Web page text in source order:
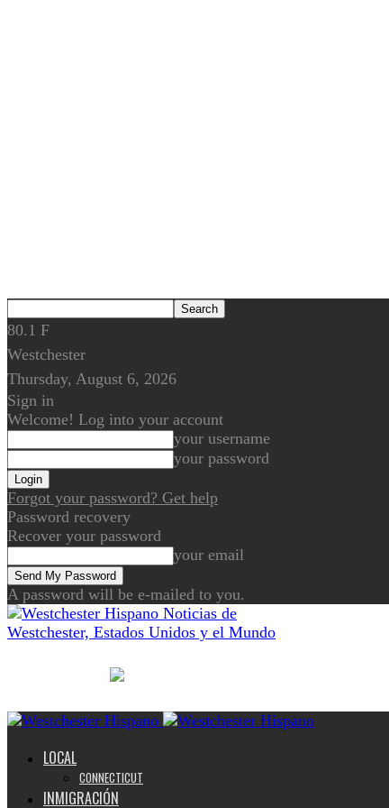
80.1 F
Westchester
Thursday, August 6, 2026
Sign in
Welcome! Log into your account
your username
your password
Forgot your password? Get help
Password recovery
Recover your password
your email
A password will be e-mailed to you.
Noticias de
Westchester, Estados Unidos y el Mundo
LOCAL
CONNECTICUT
INMIGRACIÓN